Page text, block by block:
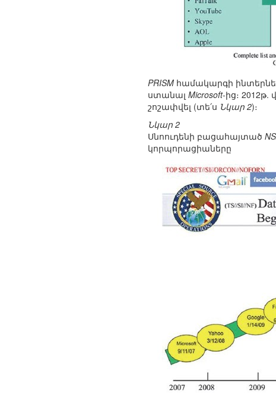
PRISM համակարգի
ստանալ Microsoft-ից։ 2012թ.
շոշափվել (տե՛ս Նկար 2)։
Նկար 2
Սնոուդենի բացահայտած
կորպորացիաները